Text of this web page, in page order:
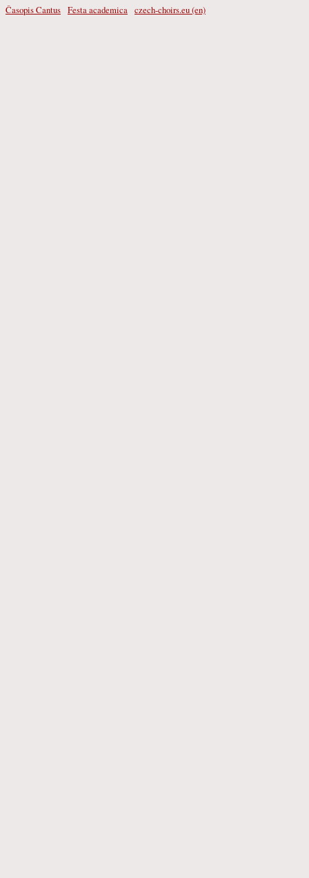
Časopis Cantus Festa academica czech-choirs.eu (en)